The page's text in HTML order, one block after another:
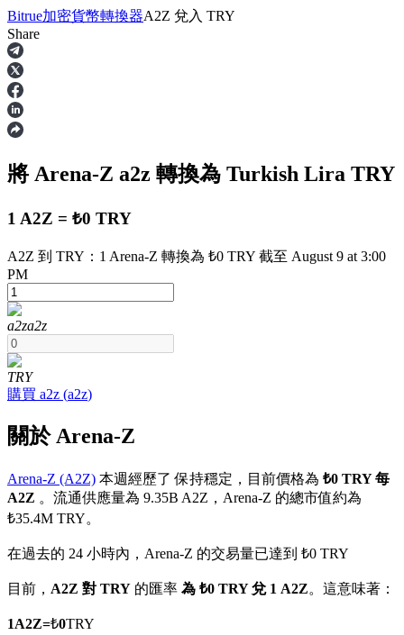
合約
多種以USDT結算的永續合約
幣本位永續
以數字貨幣為保證金的永續合約
Bitrue加密貨幣轉換器A2Z 兌入 TRY
Share
將 Arena-Z a2z 轉換為 Turkish Lira TRY
1 A2Z = ₺0 TRY
A2Z 到 TRY：1 Arena-Z 轉換為 ₺0 TRY 截至 August 9 at 3:00
PM
a2za2z
TRY
購買 a2z (a2z)
關於 Arena-Z
Arena-Z (A2Z) 本週經歷了 保持穩定，目前價格為 ₺0 TRY 每
A2Z 。流通供應量為 9.35B A2Z，Arena-Z 的總市值約為
₺35.4M TRY。
在過去的 24 小時內，Arena-Z 的交易量已達到 ₺0 TRY
目前， A2Z 對 TRY 的匯率 為 ₺0 TRY 兌 1 A2Z。這意味著：
1A2Z=₺0TRY